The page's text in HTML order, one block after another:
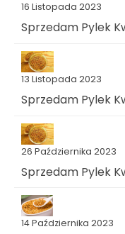
16 Listopada 2023
Sprzedam Pylek
13 Listopada 2023
Sprzedam Pylek
26 Października 2023
Sprzedam Pylek
14 Października 2023